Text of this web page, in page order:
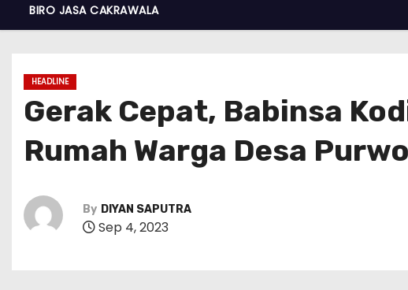
BIRO JASA CAKRAWALA
HEADLINE
Gerak Cepat, Babinsa
Rumah Warga Desa
By DIYAN SAPUTRA
Sep 4, 2023